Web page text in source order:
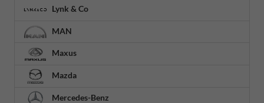
Lynk & Co
MAN
Maxus
Mazda
Mercedes-Benz